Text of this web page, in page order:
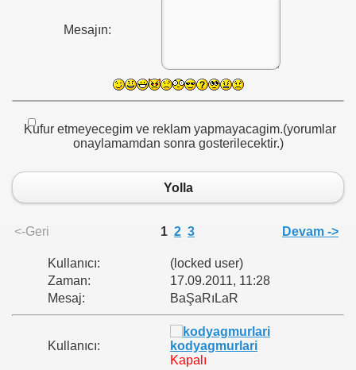
Mesajın:
Kufur etmeyecegim ve reklam yapmayacagim.(yorumlar
onaylamamdan sonra gosterilecektir.)
Yolla
<-Geri 1 2 3 Devam ->
Kullanıcı:
(locked user)
Zaman:
17.09.2011, 11:28
Mesaj:
BaŞaRıLaR
Kullanıcı:
kodyagmurlari
Kapalı
- 2010